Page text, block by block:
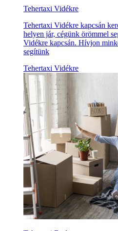
Tehertaxi Vidékre
Tehertaxi Vidékre kapcsán
helyen jár, cégünk örömmel
Vidékre kapcsán. Hívjon
segítünk
Tehertaxi Vidékre